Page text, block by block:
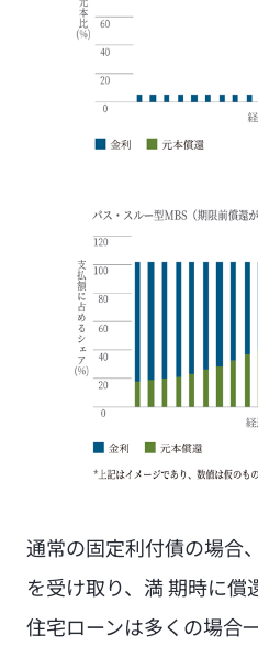
通常の固定利付債の場合
を受け取り、満 期時に償
住宅ローンは多くの場合